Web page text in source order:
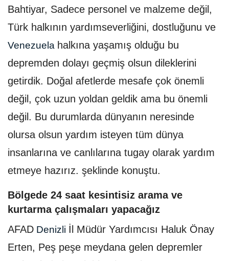
Bahtiyar, Sadece personel ve malzeme değil,
Türk halkının yardımseverliğini, dostluğunu ve
Venezuela halkına yaşamış olduğu bu
depremden dolayı geçmiş olsun dileklerini
getirdik. Doğal afetlerde mesafe çok önemli
değil, çok uzun yoldan geldik ama bu önemli
değil. Bu durumlarda dünyanın neresinde
olursa olsun yardım isteyen tüm dünya
insanlarına ve canlılarına tugay olarak yardım
etmeye hazırız. şeklinde konuştu.
Bölgede 24 saat kesintisiz arama ve
kurtarma çalışmaları yapacağız
AFAD Denizli İl Müdür Yardımcısı Haluk Önay
Erten, Peş peşe meydana gelen depremler